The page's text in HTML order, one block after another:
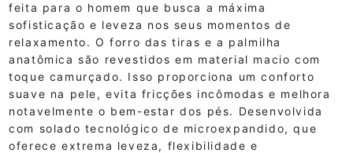
feita para o homem que busca a máxima
sofisticação e leveza nos seus momentos de
relaxamento. O forro das tiras e a palmilha
anatômica são revestidos em material macio com
toque camurçado. Isso proporciona um conforto
suave na pele, evita fricções incômodas e melhora
notavelmente o bem-estar dos pés. Desenvolvida
com solado tecnológico de microexpandido, que
oferece extrema leveza, flexibilidade e